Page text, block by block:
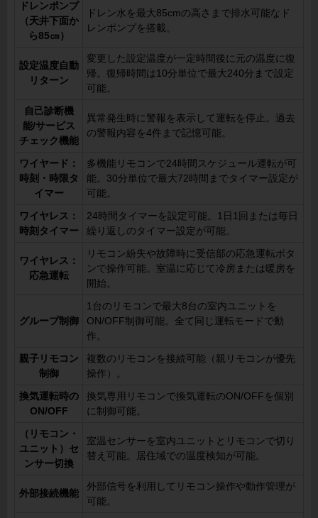
ドレンポンプ
（天井下面か
ら85㎝）
ドレン水を最大85cmの高さまで排水可能なド
レンポンプを搭載。
設定温度自動
リターン
変更した設定温度が一定時間後に元の温度に復
帰。復帰時間は10分単位で最大240分まで設定
可能。
自己診断機
能/サービス
チェック機能
異常発生時に警報を表示して運転を停止。過去
の警報内容を4件まで記憶可能。
ワイヤード：
時刻・時限タ
イマー
多機能リモコンで24時間スケジュール運転が可
能。30分単位で最大72時間までタイマー設定が
可能。
ワイヤレス：
時刻タイマー
24時間タイマーを設定可能。1日1回または毎日
繰り返しのタイマー設定が可能。
ワイヤレス：
応急運転
リモコン紛失や故障時に受信部の応急運転ボタ
ンで操作可能。室温に応じて冷房または暖房を
開始。
グループ制御
1台のリモコンで最大8台の室内ユニットを
ON/OFF制御可能。全て同じ運転モードで動
作。
親子リモコン
制御
複数のリモコンを接続可能（親リモコンが優先
操作）。
換気運転時の
ON/OFF
換気専用リモコンで換気運転のON/OFFを個別
に制御可能。
（リモコン・
ユニット）セ
ンサー切換
室温センサーを室内ユニットとリモコンで切り
替え可能。居住域での温度検知が可能。
外部接続機能
外部信号を利用してリモコン操作や動作管理が
可能。